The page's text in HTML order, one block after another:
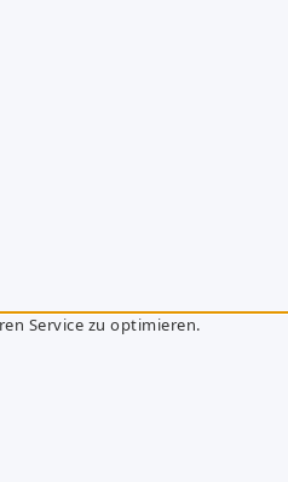
Service zu optimieren.